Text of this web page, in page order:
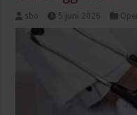
sbo 5 juni 2026